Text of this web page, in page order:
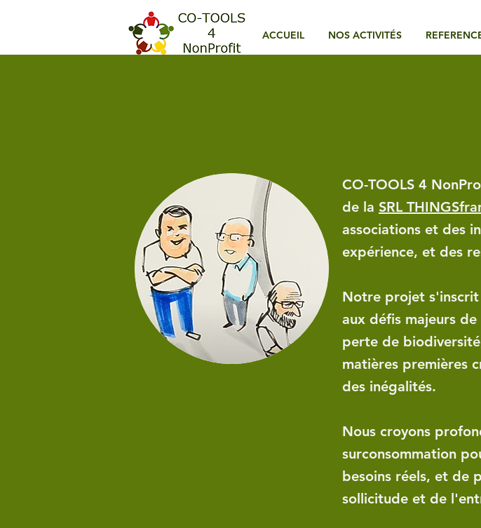
ACCUEIL NOS ACTIVITÉS
CO-TOOLS 4
de la SRL
associations et des
expérience, et des
Notre projet s'inscrit
aux défis majeurs
perte de
matières premières
des inégalités.
Nous croyons
surconsommation
besoins réels, et de
sollicitude et de